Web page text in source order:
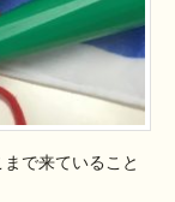
で来ていること